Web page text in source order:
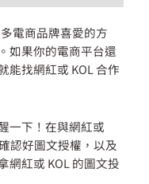
電商品牌喜愛的方
如果你的電商平台還
能找網紅或 KOL 合作
一下！在與網紅或
認好圖文授權，以及
網紅或 KOL 的圖文投